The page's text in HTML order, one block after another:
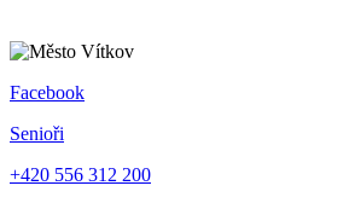
Facebook
Senioři
+420 556 312 200